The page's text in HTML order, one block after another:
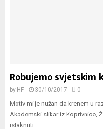
Robujemo
by HF 30/10/2017 0
Motiv mi je nužan da krenem u
Akademski slikar iz Koprivnice,
istaknuti...